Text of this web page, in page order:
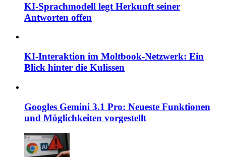
KI-Sprachmodell legt Herkunft seiner
Antworten offen
KI-Interaktion im Moltbook-Netzwerk: Ein
Blick hinter die Kulissen
Googles Gemini 3.1 Pro: Neueste Funktionen
und Möglichkeiten vorgestellt